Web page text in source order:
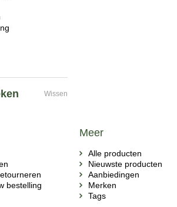
Wissen
bestelling
Meer
Alle producten
Nieuwste producten
Aanbiedingen
Merken
Tags